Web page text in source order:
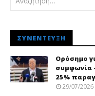
ΣΥΝΈΝΤΕΥΞΗ
Ορόσημο
συμφωνία
25%
29/07/2026